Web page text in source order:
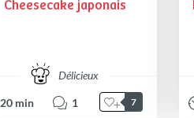
Cheesecake japonais
Délicieux
20 min 1 7